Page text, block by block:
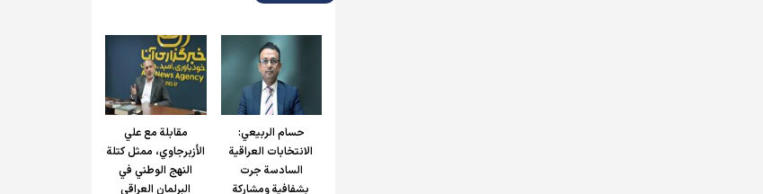
حسام الربیعي:
الانتخابات العراقية
السادسة جرت
بشفافية ومشاركة
مقابلة مع علي
الأزبرجاوي، ممثل كتلة
النهج الوطني في
البرلمان العراقي